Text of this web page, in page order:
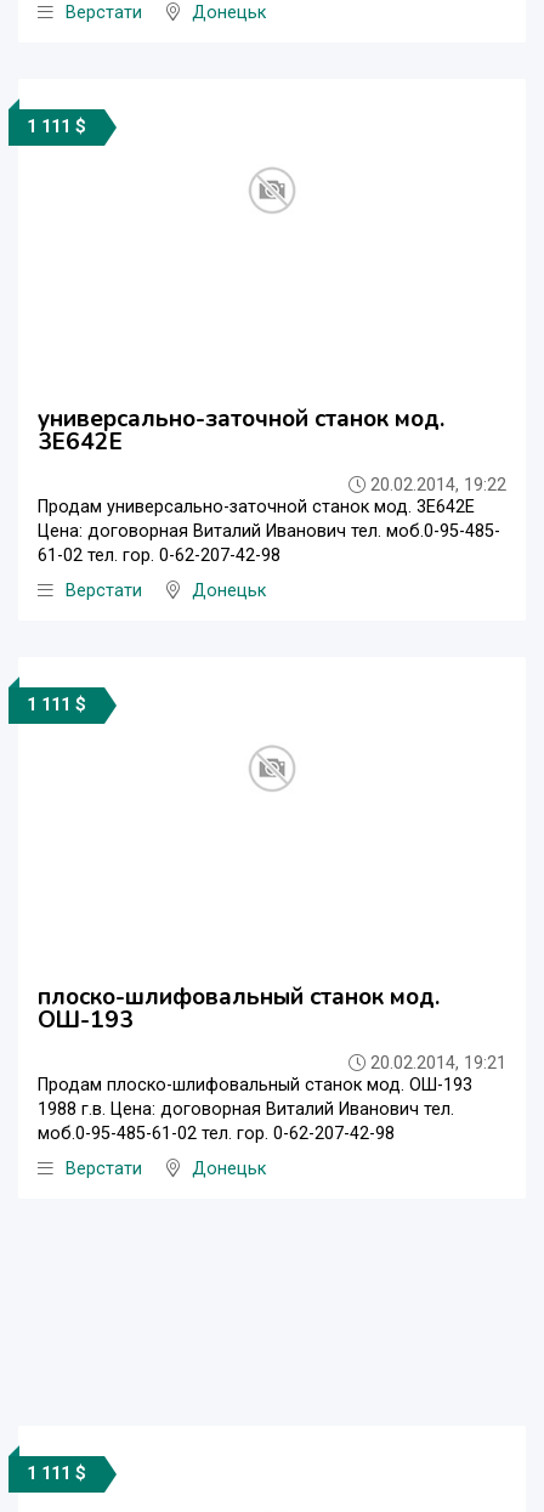
Верстати
Донецьк
1 111 $
универсально-заточной станок мод.
3Е642Е
20.02.2014, 19:22
Продам универсально-заточной станок мод. 3Е642Е
Цена: договорная Виталий Иванович тел. моб.0-95-485-
61-02 тел. гор. 0-62-207-42-98
Верстати
Донецьк
1 111 $
плоско-шлифовальный станок мод.
ОШ-193
20.02.2014, 19:21
Продам плоско-шлифовальный станок мод. ОШ-193
1988 г.в. Цена: договорная Виталий Иванович тел.
моб.0-95-485-61-02 тел. гор. 0-62-207-42-98
Верстати
Донецьк
1 111 $